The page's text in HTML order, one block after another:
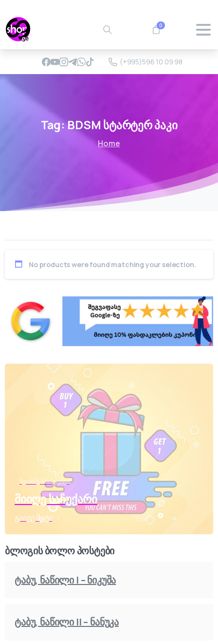
0
(+995)596 10 09 98
Tag:BDSM სტარტერპაკი
Home
No products were found matching your selection.
შეიძინე პროდუქტი
მიიღე საჩუქარი
გაიგე მეტი
ბლოგის ბოლო პოსტები
ტაბუ, ნაწილი I – ნიკუშა
ტაბუ, ნაწილი II – ნანუკა